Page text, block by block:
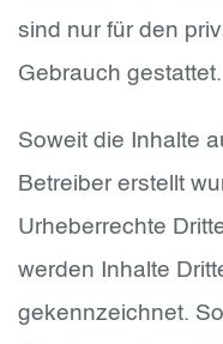
sind nur für den
Gebrauch gestattet.
Soweit die Inhalte
Betreiber erstellt
Urheberrechte
werden Inhalte
gekennzeichnet.